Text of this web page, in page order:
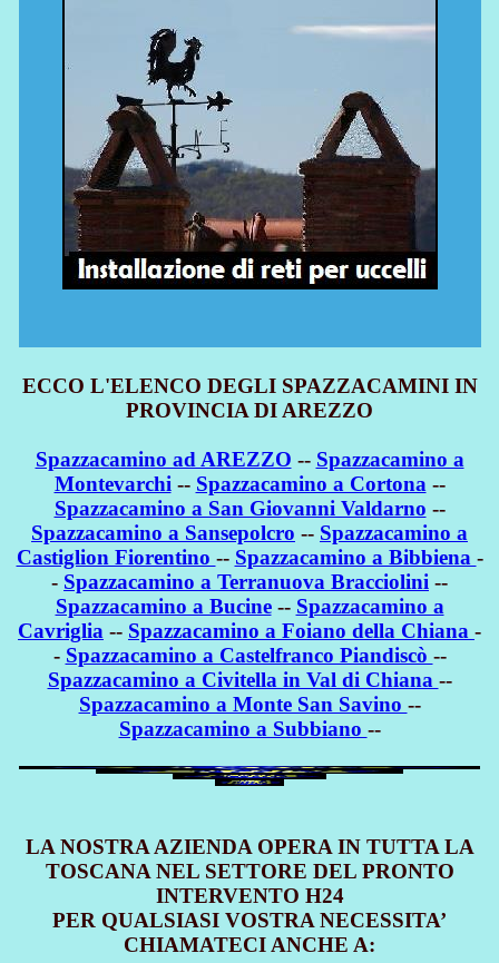
ECCO L'ELENCO DEGLI SPAZZACAMINI IN
PROVINCIA DI AREZZO
Spazzacamino ad AREZZO -- Spazzacamino a
Montevarchi -- Spazzacamino a Cortona --
Spazzacamino a San Giovanni Valdarno --
Spazzacamino a Sansepolcro -- Spazzacamino a
Castiglion Fiorentino -- Spazzacamino a Bibbiena -
- Spazzacamino a Terranuova Bracciolini --
Spazzacamino a Bucine-- Spazzacamino a
Cavriglia -- Spazzacamino a Foiano della Chiana -
- Spazzacamino a Castelfranco Piandiscò --
Spazzacamino a Civitella in Val di Chiana --
Spazzacamino a Monte San Savino --
Spazzacamino a Subbiano --
LA NOSTRA AZIENDA OPERA IN TUTTA LA
TOSCANA NEL SETTORE DEL PRONTO
INTERVENTO H24
PER QUALSIASI VOSTRA NECESSITA’
CHIAMATECI ANCHE A: